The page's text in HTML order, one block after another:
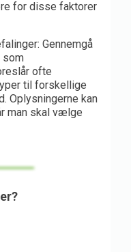
for disse faktorer
Gennemgå
som
ofte
til forskellige
Oplysningerne kan
man skal vælge